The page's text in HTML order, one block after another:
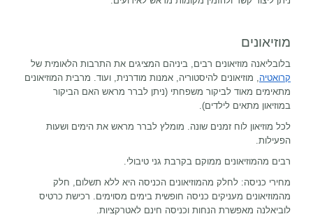
מוזיאונים
בלובליאנה מוזיאונים רבים, ביניהם המציגים את התרבות הלאומית של
קרואטיה, מוזיאונים להיסטוריה, אמנות מודרנית, ועוד. מרבית המוזיאונים
מתאימים מאוד לביקור משפחתי (ניתן לברר מראש האם הביקור
במוזיאון מתאים לילדים).
לכל מוזיאון לוח זמנים שונה. מומלץ לברר מראש את הימים ושעות
הפעילות.
רבים מהמוזיאונים ממוקם בקרבת גני טיבולי.
מחירי כניסה: לחלק מהמוזיאונים הכניסה היא ללא תשלום, חלק
מהמוזיאונים מעניקים כניסה חופשית בימים מסוימים. רכישת כרטיס
לוביאלנה מאפשרת הנחות וכניסה חינם לאטרקציות.